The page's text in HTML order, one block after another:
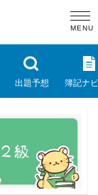
出題予想 簿記ナ